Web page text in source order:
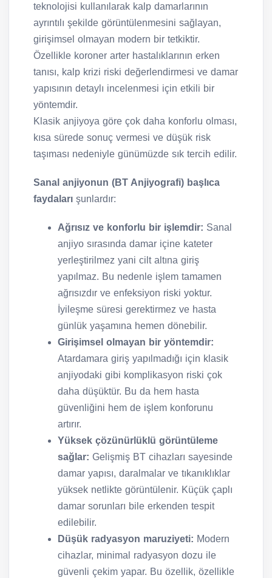
teknolojisi kullanılarak kalp damarlarının
ayrıntılı şekilde görüntülenmesini sağlayan,
girişimsel olmayan modern bir tetkiktir.
Özellikle koroner arter hastalıklarının erken
tanısı, kalp krizi riski değerlendirmesi ve damar
yapısının detaylı incelenmesi için etkili bir
yöntemdir.
Klasik anjiyoya göre çok daha konforlu olması,
kısa sürede sonuç vermesi ve düşük risk
taşıması nedeniyle günümüzde sık tercih edilir.
Sanal anjiyonun (BT Anjiyografi) başlıca
faydaları şunlardır:
Ağrısız ve konforlu bir işlemdir: Sanal
anjiyo sırasında damar içine kateter
yerleştirilmez yani cilt altına giriş
yapılmaz. Bu nedenle işlem tamamen
ağrısızdır ve enfeksiyon riski yoktur.
İyileşme süresi gerektirmez ve hasta
günlük yaşamına hemen dönebilir.
Girişimsel olmayan bir yöntemdir:
Atardamara giriş yapılmadığı için klasik
anjiyodaki gibi komplikasyon riski çok
daha düşüktür. Bu da hem hasta
güvenliğini hem de işlem konforunu
artırır.
Yüksek çözünürlüklü görüntüleme
sağlar: Gelişmiş BT cihazları sayesinde
damar yapısı, daralmalar ve tıkanıklıklar
yüksek netlikte görüntülenir. Küçük çaplı
damar sorunları bile erkenden tespit
edilebilir.
Düşük radyasyon maruziyeti: Modern
cihazlar, minimal radyasyon dozu ile
güvenli çekim yapar. Bu özellik, özellikle